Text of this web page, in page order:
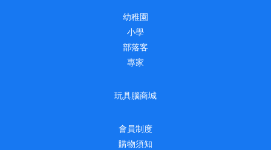
幼稚園
小學
部落客
專家
玩具腦商城
會員制度
購物須知